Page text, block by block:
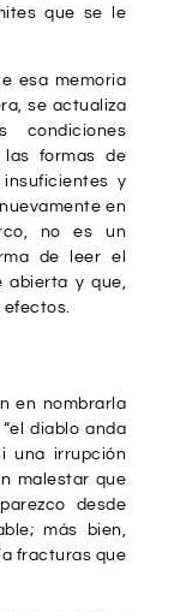
que se le
esa memoria
se actualiza
formas de
y
en
no es un
de leer el
abierta y que,
efectos.
en nombrarla
diablo anda
una irrupción
malestar que
desde
más bien,
fracturas que